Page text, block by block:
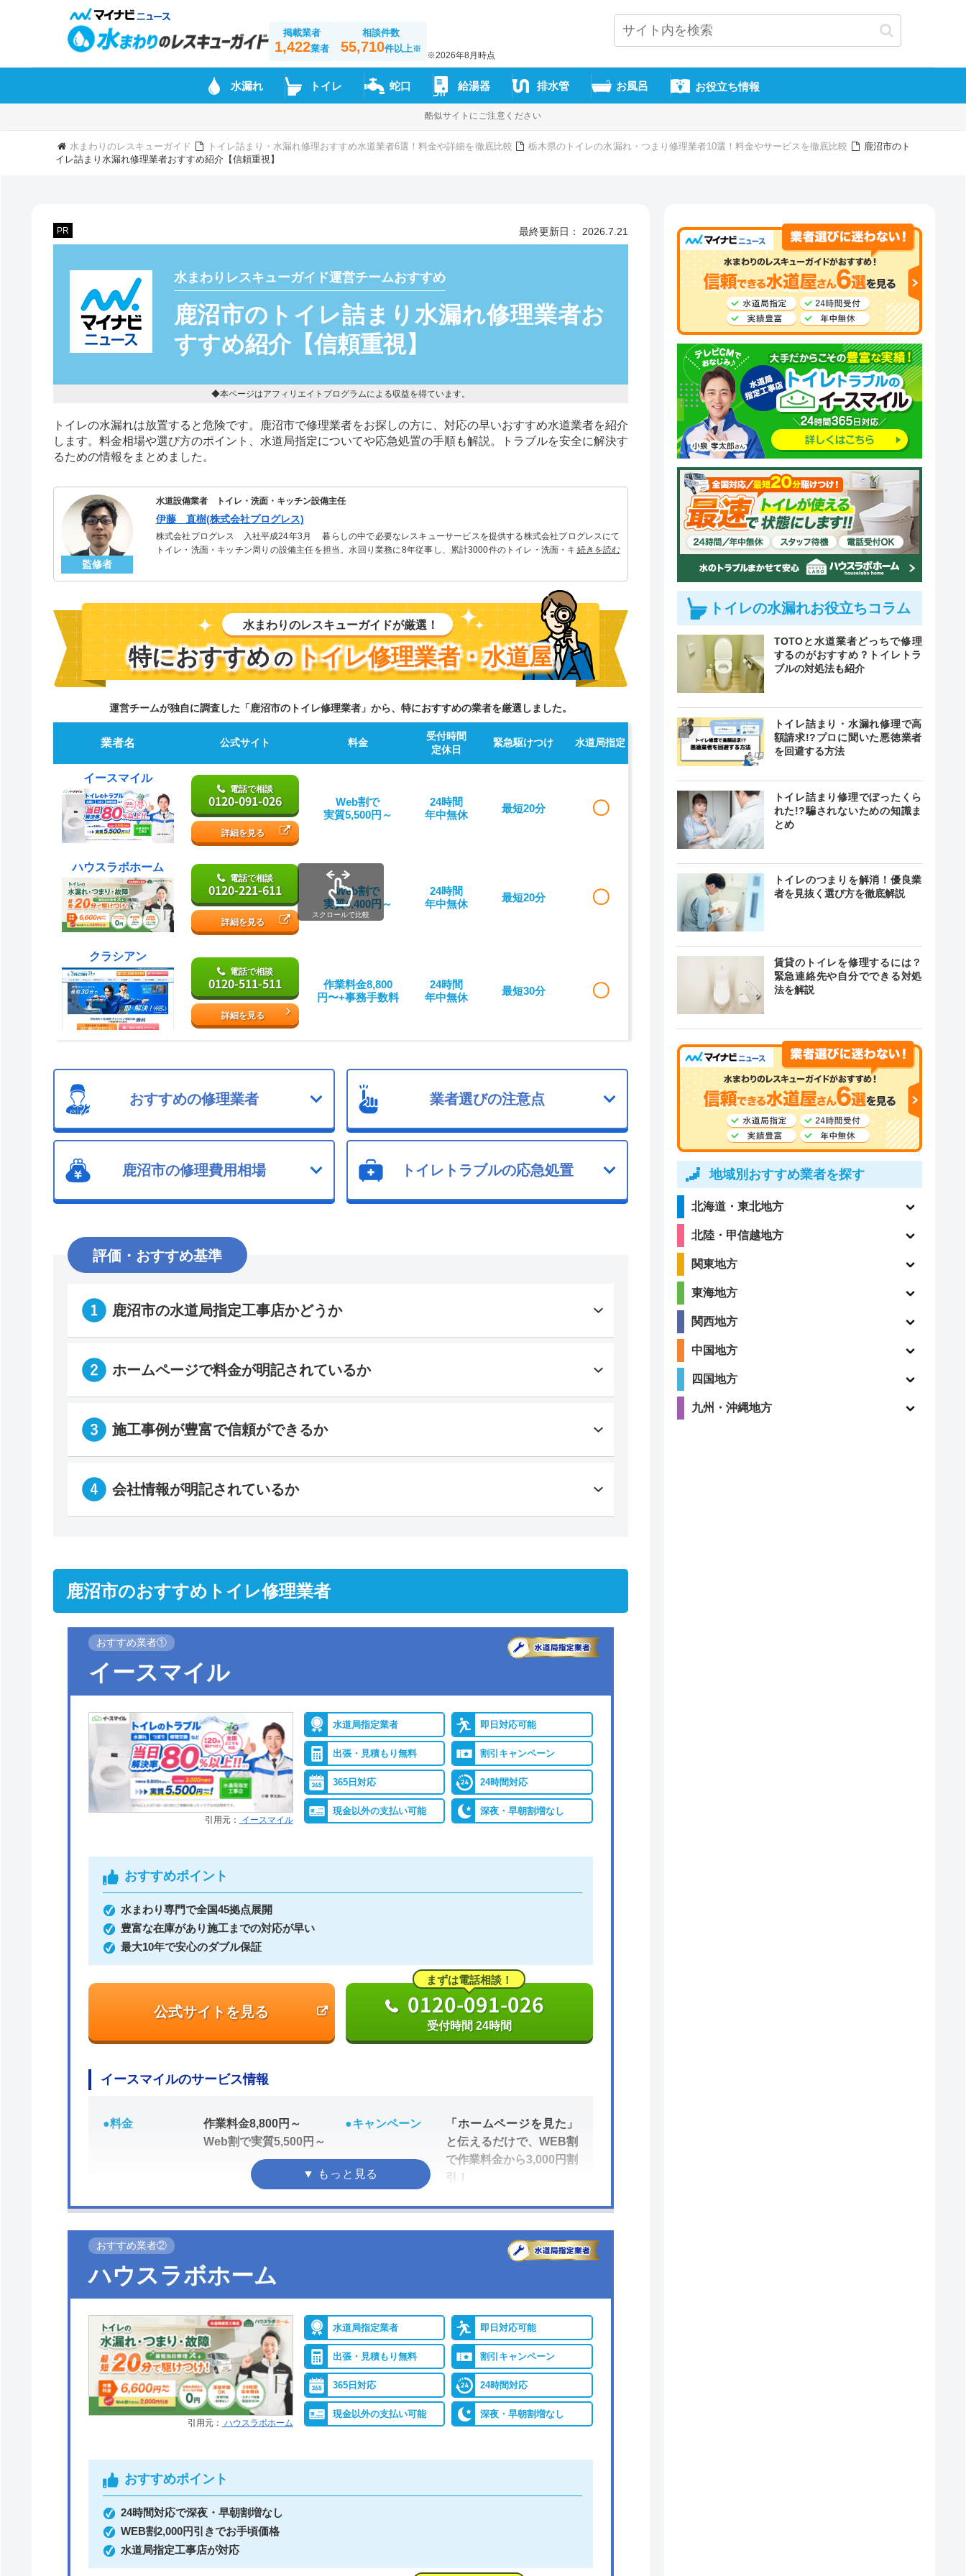
掲載業者
1,422業者
相談件数
55,710件以上※
※2026年8月時点
水漏れ トイレ 蛇口 給湯器 排水管 お風呂 お役立ち情報
酷似サイトにご注意ください
水まわりのレスキューガイド トイレ詰まり・水漏れ修理おすすめ水道業者6選！料金や詳細を徹底比較 栃木県のトイレの水漏れ・つまり修理業者10選！料金やサービスを徹底比較
鹿沼市のト
イレ詰まり水漏れ修理業者おすすめ紹介【信頼重視】
PR 最終更新日： 2026.7.21
水まわりレスキューガイド運営チームおすすめ
鹿沼市のトイレ詰まり水漏れ修理業者お
すすめ紹介【信頼重視】
◆本ページはアフィリエイトプログラムによる収益を得ています。
トイレの水漏れは放置すると危険です。鹿沼市で修理業者をお探しの方に、対応の早いおすすめ水道業者を紹介
します。料金相場や選び方のポイント、水道局指定についてや応急処置の手順も解説。トラブルを安全に解決す
るための情報をまとめました。
監修者
水道設備業者 トイレ・洗面・キッチン設備主任
伊藤 直樹(株式会社プログレス)
株式会社プログレス 入社平成24年3月 暮らしの中で必要なレスキューサービスを提供する株式会社プログレスにて
トイレ・洗面・キッチン周りの設備主任を担当。水回り業務に8年従事し、累計3000件のトイレ・洗面・キッチン関連
続きを読む
水まわりのレスキューガイドが厳選！
特におすすめのトイレ修理業者・水道屋
運営チームが独自に調査した「鹿沼市のトイレ修理業者」から、特におすすめの業者を厳選しました。
業者名 公式サイト 料金
受付時間
定休日
緊急駆けつけ 水道局指定 クチコミ
イースマイル
電話で相談
0120-091-026
詳細を見る
Web割で
実質5,500円～
24時間
年中無休
最短20分 〇
4.1
（198件）
ハウスラボホーム
電話で相談
0120-221-611
詳細を見る
Web割で
実質4,400円～
24時間
年中無休
最短20分 〇
クラシアン
電話で相談
0120-511-511
詳細を見る
作業料金8,800
円〜+事務手数料
24時間
年中無休
最短30分 〇
スクロールで比較
おすすめの修理業者 業者選びの注意点
鹿沼市の修理費用相場 トイレトラブルの応急処置
評価・おすすめ基準
鹿沼市の水道局指定工事店かどうか
ホームページで料金が明記されているか
施工事例が豊富で信頼ができるか
会社情報が明記されているか
鹿沼市のおすすめトイレ修理業者
おすすめ業者①
イースマイル
引用元： イースマイル
水道局指定業者 即日対応可能
出張・見積もり無料 割引キャンペーン
365日対応 24時間対応
現金以外の支払い可能 深夜・早朝割増なし
おすすめポイント
水まわり専門で全国45拠点展開
豊富な在庫があり施工までの対応が早い
最大10年で安心のダブル保証
公式サイトを見る
まずは電話相談！
0120-091-026
受付時間 24時間
イースマイルのサービス情報
●料金
作業料金8,800円～
Web割で実質5,500円～
●キャンペーン
「ホームページを見た」
と伝えるだけで、WEB割
で作業料金から3,000円割
引！
出張・見積もり無料
●支払い方法
現金、銀行振込、モバイ
ル、後払い決済、クレジ
ットカード
●累計実績
年間25万件、累計500万
件の修理交換実績
●保証・保険
工事保証12年・商品保証
10年(最大)
イースマイルがおすすめの理由
イースマイルは対応する自治体で適切な工事ができると認められている水道局指定業者です。
土日祝日・深夜早朝含む24時間365日、いつ相談しても割増料金がかからず、作業が始まるまでは
おすすめ業者②
ハウスラボホーム
引用元： ハウスラボホーム
水道局指定業者 即日対応可能
出張・見積もり無料 割引キャンペーン
365日対応 24時間対応
現金以外の支払い可能 深夜・早朝割増なし
おすすめポイント
24時間対応で深夜・早朝割増なし
WEB割2,000円引きでお手頃価格
水道局指定工事店が対応
トイレの水漏れお役立ちコラム
TOTOと水道業者どっちで修理
するのがおすすめ？トイレトラ
ブルの対処法も紹介
トイレ詰まり・水漏れ修理で高
額請求!?プロに聞いた悪徳業者
を回避する方法
トイレ詰まり修理でぼったくら
れた!?騙されないための知識ま
とめ
トイレのつまりを解消！優良業
者を見抜く選び方を徹底解説
賃貸のトイレを修理するには？
緊急連絡先や自分でできる対処
法を解説
地域別おすすめ業者を探す
北海道・東北地方
北陸・甲信越地方
関東地方
東海地方
関西地方
中国地方
四国地方
九州・沖縄地方